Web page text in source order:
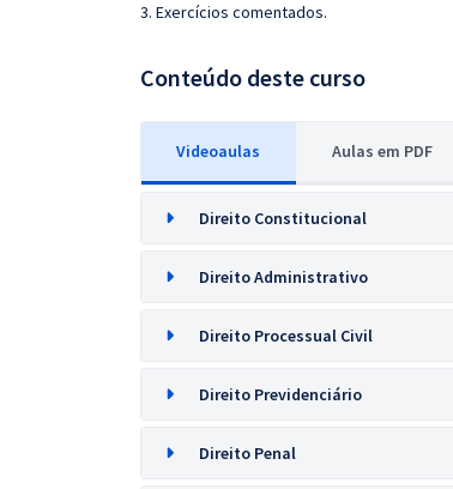
3. Exercícios comentados.
Conteúdo deste curso
Videoaulas Aulas em PDF
Direito Constitucional
Direito Administrativo
Direito Processual Civil
Direito Previdenciário
Direito Penal